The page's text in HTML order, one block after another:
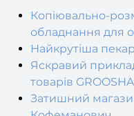
обладнання для
Найкрутіша
Яскравий
товарів GROOSHA
Затишний
Кофеманович
Все для спорту та